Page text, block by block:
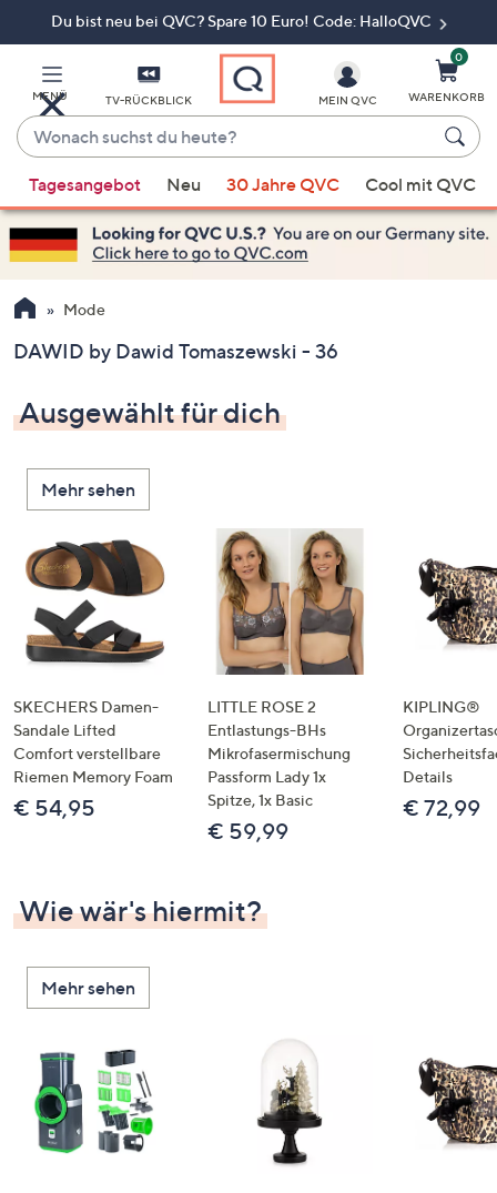
Du bist neu bei QVC? Spare 10 Euro! Code: HalloQVC
MENÜ TV-RÜCKBLICK
Wonach
suchst
du
heute?
Vorschläge
verfügbar
sind,
verwenden
Sie
Pfeiltasten
oben
und
nach
unten
oder
wischen
Sie
Touch-
Geräten
links
bzw.
rechts,
um
diese
MEIN QVC
0
WARENKORB
Tagesangebot Neu 30 Jahre QVC Cool mit QVC
Mode
DAWID by Dawid Tomaszewski - 36
Ausgewählt für dich
Mehr sehen
SKECHERS Damen-
Sandale Lifted
Comfort verstellbare
Riemen Memory Foam
€ 54,95
LITTLE ROSE 2
Entlastungs-BHs
Mikrofasermischung
Passform Lady 1x
Spitze, 1x Basic
€ 59,99
KIPLING®
Details
€ 72,99
Wie wär's hiermit?
Mehr sehen